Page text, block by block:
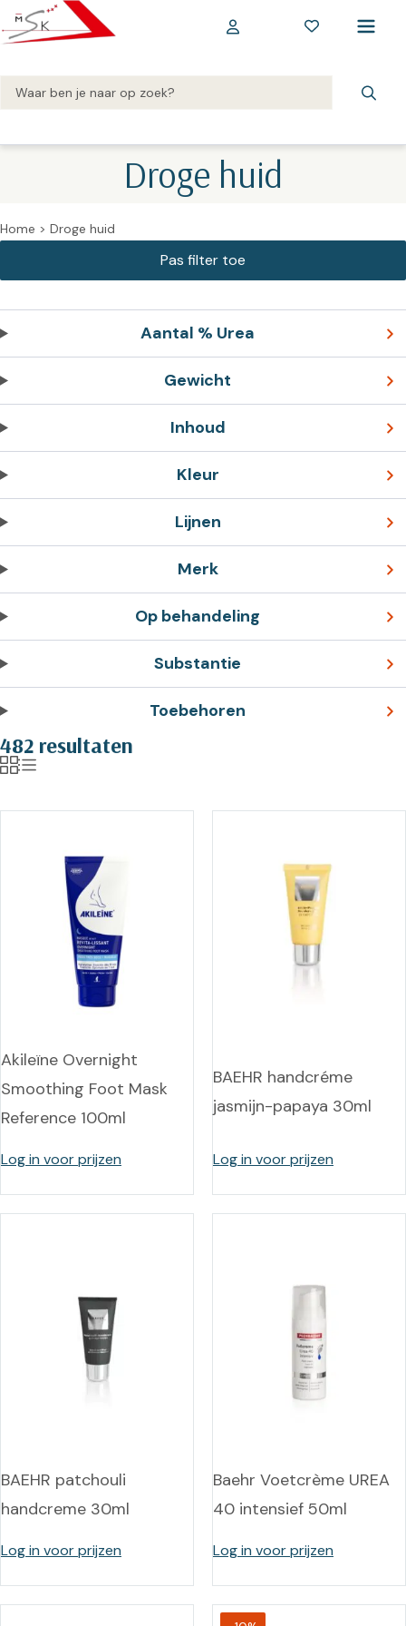
Droge huid
Home > Droge huid
Aantal % Urea
Gewicht
Inhoud
Kleur
Lijnen
Merk
Op behandeling
Substantie
Toebehoren
482 resultaten
Akileïne Overnight
Smoothing Foot Mask
Reference 100ml
Log in voor prijzen
BAEHR handcréme
jasmijn-papaya 30ml
Log in voor prijzen
BAEHR patchouli
handcreme 30ml
Log in voor prijzen
Baehr Voetcrème UREA
40 intensief 50ml
Log in voor prijzen